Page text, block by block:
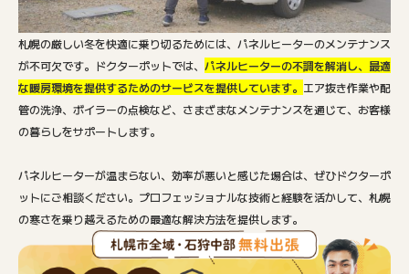
札幌の厳しい冬を快適に乗り切るためには、パネルヒーターのメンテナンス
が不可欠です。ドクターポットでは、 パネルヒーターの不調を解消し、最適
な暖房環境を提供するためのサービスを提供しています。 エア抜き作業や配
管の洗浄、ボイラーの点検など、さまざまなメンテナンスを通じて、お客様
の暮らしをサポートします。
パネルヒーターが温まらない、効率が悪いと感じた場合は、ぜひドクターポ
ットにご相談ください。プロフェッショナルな技術と経験を活かして、札幌
の寒さを乗り越えるための最適な解決方法を提供します。